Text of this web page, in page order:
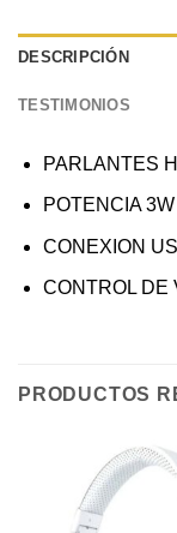
DESCRIPCIÓN
TESTIMONIOS
PARLANTES
POTENCIA
CONEXION
CONTROL DE
PRODUCTOS